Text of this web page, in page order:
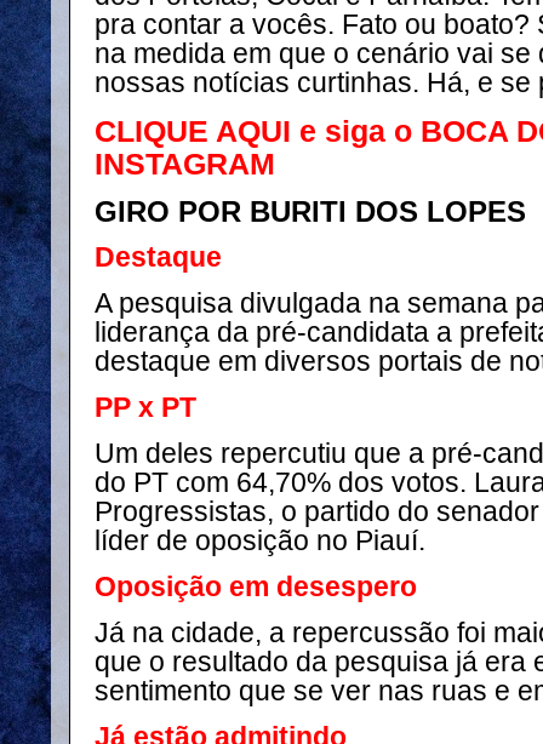
pra contar a vocês. Fato ou boato?
na medida em que o cenário vai
nossas notícias curtinhas. Há, e se
CLIQUE AQUI e siga o BOCA
INSTAGRAM
GIRO POR BURITI DOS LOPES
Destaque
A pesquisa divulgada na semana
liderança da pré-candidata a
destaque em diversos portais de
PP x PT
Um deles repercutiu que a pré-
do PT com 64,70% dos votos.
Progressistas, o partido do
líder de oposição no Piauí.
Oposição em desespero
Já na cidade, a repercussão foi
que o resultado da pesquisa já era
sentimento que se ver nas ruas e
Já estão admitindo